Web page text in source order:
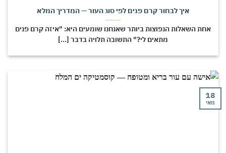
איך לבחור קרם פנים לפי סוג העור — המדריך המלא
אחת השאלות הנפוצות ביותר שאנחנו שומעים היא: "איזה קרם פנים
מתאים לי?" התשובה תלויה בדבר [...]